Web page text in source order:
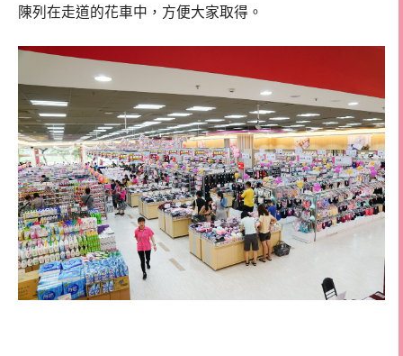
陳列在走道的花車中，方便大家取得。